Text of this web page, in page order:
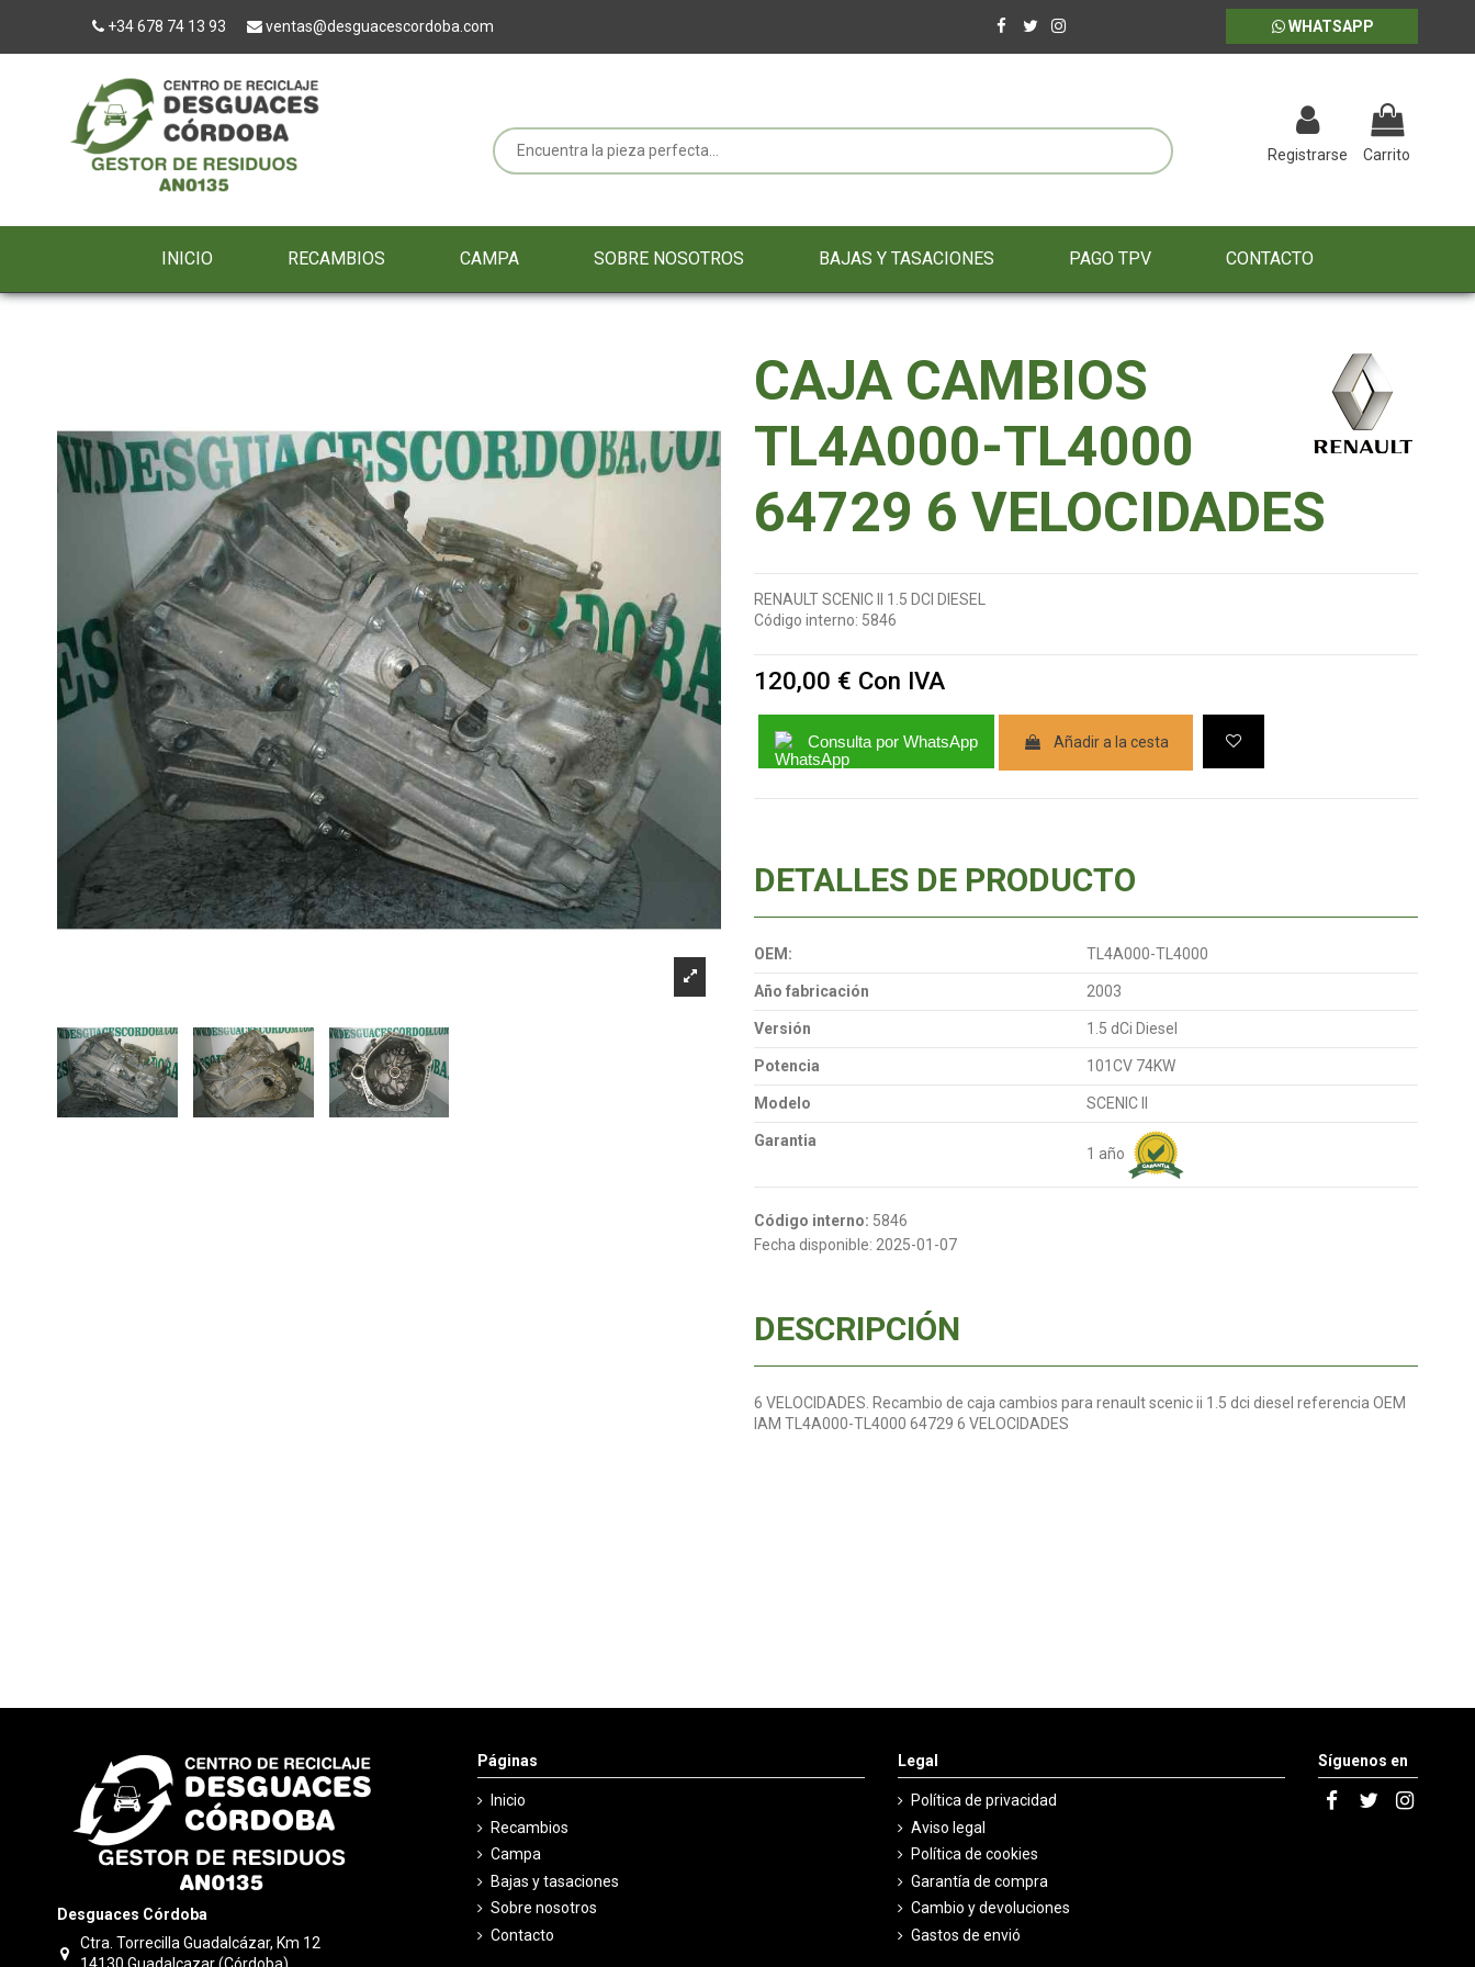
+34 678 74 13 93 ventas@desguacescordoba.com WHATSAPP
Registrarse Carrito
INICIO RECAMBIOS CAMPA SOBRE NOSOTROS BAJAS Y TASACIONES PAGO TPV CONTACTO
CAJA CAMBIOS
TL4A000-TL4000
64729 6 VELOCIDADES
RENAULT SCENIC II 1.5 DCI DIESEL
Código interno: 5846
120,00 € Con IVA
Consulta por WhatsApp Añadir a la cesta
DETALLES DE PRODUCTO
OEM: TL4A000-TL4000
Año fabricación 2003
Versión 1.5 dCi Diesel
Potencia 101CV 74KW
Modelo SCENIC II
Garantia
1 año
Código interno: 5846
Fecha disponible: 2025-01-07
DESCRIPCIÓN
6 VELOCIDADES. Recambio de caja cambios para renault scenic ii 1.5 dci diesel referencia OEM
IAM TL4A000-TL4000 64729 6 VELOCIDADES
Desguaces Córdoba
Ctra. Torrecilla Guadalcázar, Km 12
Páginas
Inicio
Recambios
Campa
Bajas y tasaciones
Sobre nosotros
Contacto
Legal
Política de privacidad
Aviso legal
Política de cookies
Garantía de compra
Cambio y devoluciones
Gastos de envió
Síguenos en